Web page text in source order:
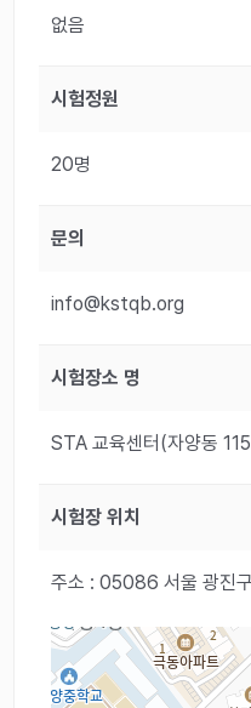
없음
시험정원
20명
문의
info@kstqb.org
시험장소 명
STA 교육센터(자양동
시험장 위치
주소 : 05086 서울 광진